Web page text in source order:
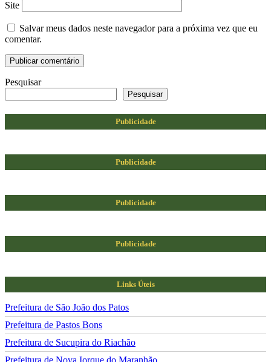
Site
Salvar meus dados neste navegador para a próxima vez que eu
comentar.
Pesquisar
Pesquisar
Publicidade
Publicidade
Publicidade
Publicidade
Links Úteis
Prefeitura de São João dos Patos
Prefeitura de Pastos Bons
Prefeitura de Sucupira do Riachão
Prefeitura de Nova Iorque do Maranhão